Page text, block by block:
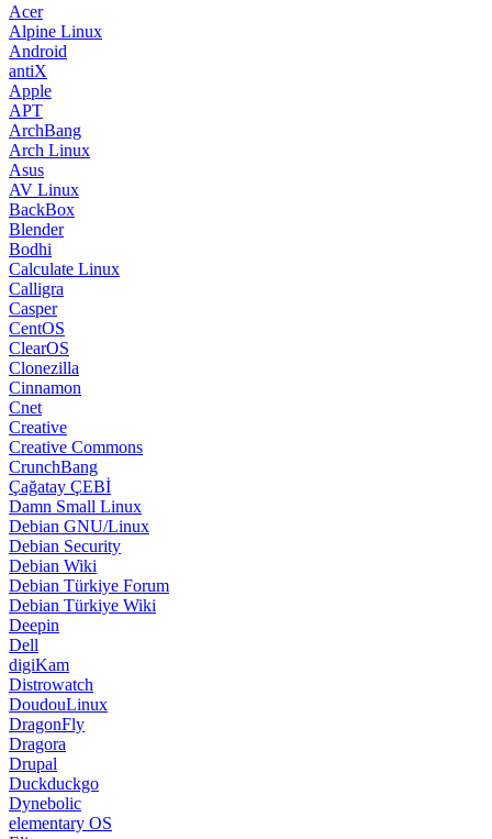
Acer
Alpine Linux
Android
antiX
Apple
APT
ArchBang
Arch Linux
Asus
AV Linux
BackBox
Blender
Bodhi
Calculate Linux
Calligra
Casper
CentOS
ClearOS
Clonezilla
Cinnamon
Cnet
Creative
Creative Commons
CrunchBang
Çağatay ÇEBİ
Damn Small Linux
Debian GNU/Linux
Debian Security
Debian Wiki
Debian Türkiye Forum
Debian Türkiye Wiki
Deepin
Dell
digiKam
Distrowatch
DoudouLinux
DragonFly
Dragora
Drupal
Duckduckgo
Dynebolic
elementary OS